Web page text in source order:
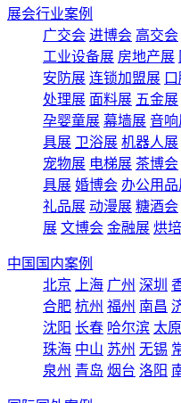
展会行业案例
广交会 进博会 高交会
工业设备展 房地产展
安防展 连锁加盟展
处理展 面料展 五金展
孕婴童展 幕墙展 音响
具展 卫浴展 机器人展
宠物展 电梯展 茶博会
具展 婚博会 办公用品
礼品展 动漫展 糖酒会
展 文博会 金融展 烘
中国国内案例
北京
上海 广州 深圳
合肥 杭州 福州 南昌
沈阳 长春 哈尔滨 太原
珠海 中山 苏州 无锡
泉州 青岛 烟台 洛阳